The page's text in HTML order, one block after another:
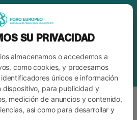
SU PRIVACIDAD
almacenamos o accedemos a
como cookies, y procesamos
únicos e información
dispositivo, para publicidad y
medición de anuncios y contenido,
así como para desarrollar y